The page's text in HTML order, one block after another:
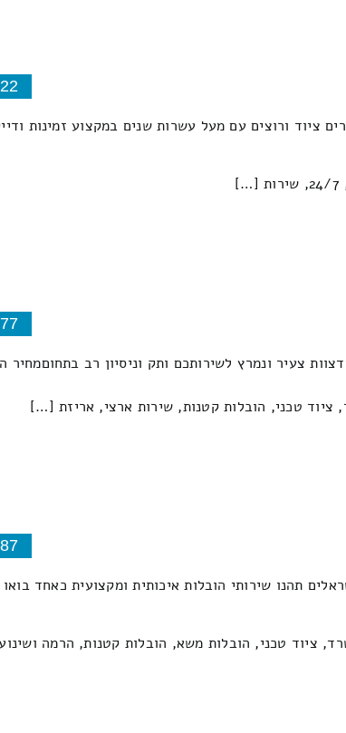
ציוד ורוצים עם מעל עשרות שנים במקצוע זמינות
ציוד טכני, הובלות קטנות, שירות ארצי, אריזת […]
תהנו שירותי הובלות איכותית ומקצועית כאחד
ציוד טכני, הובלות משא, הובלות קטנות, הרמה